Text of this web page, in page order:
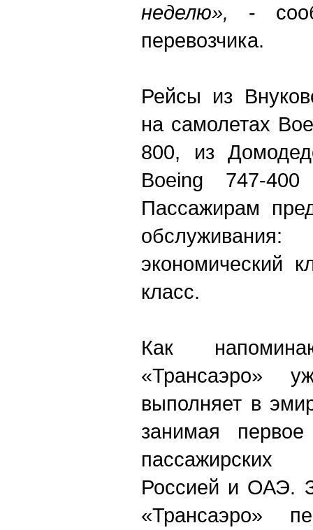
неделю», -
перевозчика.
Рейсы из
на самолетах
800, из
Boeing 747-
Пассажирам
экономический
класс.
Как
«Трансаэро»
выполняет в
занимая
Россией и ОАЭ.
«Трансаэро»